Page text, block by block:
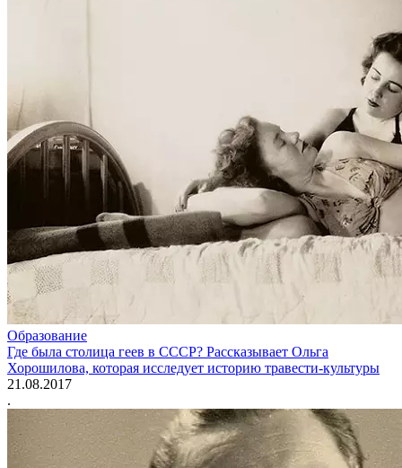
Образование
Где была столица геев в СССР? Рассказывает Ольга
Хорошилова, которая исследует историю травести-культуры
21.08.2017
.